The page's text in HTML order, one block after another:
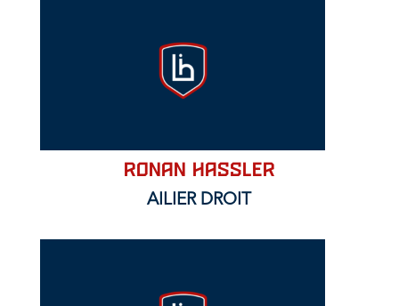
Ronan HASSLER
AILIER DROIT